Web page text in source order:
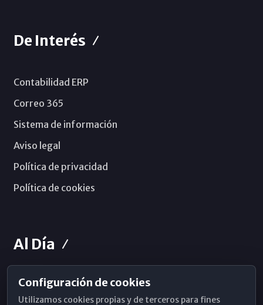
De Interés
Contabilidad ERP
Correo 365
Sistema de información
Aviso legal
Política de privacidad
Política de cookies
Al Día
Horarios de Misa
Configuración de cookies
Utilizamos cookies propias y de terceros para fines